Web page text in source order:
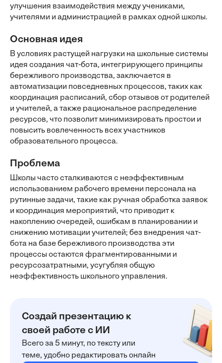
улучшения взаимодействия между учениками,
учителями и администрацией в рамках одной школы.
Основная идея
В условиях растущей нагрузки на школьные системы
идея создания чат-бота, интегрирующего принципы
бережливого производства, заключается в
автоматизации повседневных процессов, таких как
координация расписаний, сбор отзывов от родителей
и учителей, а также рациональное распределение
ресурсов, что позволит минимизировать простои и
повысить вовлеченность всех участников
образовательного процесса.
Проблема
Школы часто сталкиваются с неэффективным
использованием рабочего времени персонала на
рутинные задачи, такие как ручная обработка заявок
и координация мероприятий, что приводит к
накоплению очередей, ошибкам в планировании и
снижению мотивации учителей; без внедрения чат-
бота на базе бережливого производства эти
процессы остаются фрагментированными и
ресурсозатратными, усугубляя общую
неэффективность школьного управления.
Создай презентацию к
своей работе с ИИ
Всего за 5 минут, по тексту или
теме, удобно редактировать онлайн